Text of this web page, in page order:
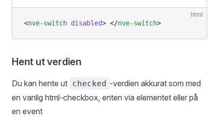
html
<nve-switch disabled> </nve-switch>
Hent ut verdien
Du kan hente ut checked -verdien akkurat som med
en vanlig html-checkbox, enten via elementet eller på
en event